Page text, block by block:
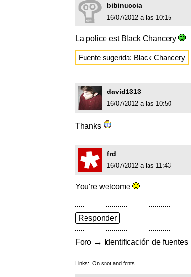
bibinuccia
16/07/2012 a las 10:15
La police est Black Chancery
Fuente sugerida: Black Chancery
david1313
16/07/2012 a las 10:50
Thanks
frd
16/07/2012 a las 11:43
You're welcome
Responder
Foro → Identificación de fuentes
Links: On snot and fonts